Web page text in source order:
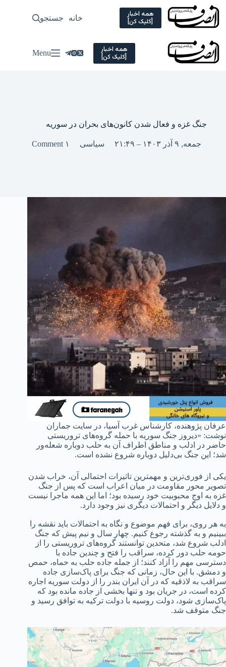
Skip
content
همه اخبار
[کلیک کن] خانه سیاسی
جستجو
همه اخبار
[کلیک کن] Menu
جنگ غزه و فعال شدن کانون‌های بحران در سوریه
جمعه, ۹ آذر ۱۴۰۳ – ۲۱:۴۹ سیاسی ۱ Comment
عرفان پژوهنده، کارشناس غرب آسیا، در سایت جماران
نوشت: «دیروز جنگ سوریه با حمله گروه‌های تروریستی
حاضر در ادلب و مناطق اطراف آن به حلب دوباره شعله‌ور
شد؛ این جنگ بی‌دلیل دوباره شروع نشده است.
یکی از فوری‌ترین و مهمترین تاثیرات احتمالی آن، خراب شدن
تصویر محور مقاومت در میان اعراب است که پس از جنگ
غزه به اوج محبوبیت خود رسیده بود؛ اما این همه ماجرا نیست
و دلایل دیگر و احتمالات دیگری نیز وجود دارد.
به هر روی، برای فهم موضوع و نگاه به احتمالات باید نقشه را
ببینیم و به گذشته رجوع کنیم. چهار سال و نیم پیش که جنگ
ادلب شروع شد، متحدین توانستند گروه‌های تروریستی را از
حومه حلب دور کرده، سراقب را فتح و چندین جاده با
دسترسی مهم را آزاد کنند؛ از جمله جاده حلب به حماه، حمص
و دمشق. با این حال، زمانی که جنگ برای پاک‌سازی جاده
سراقب به لاذقیه که در آن ایران بندر را از دولت سوریه اجاره
کرده است، در جریان بود و تنها بخشی از جاده مانده بود که
پاک‌سازی شود، دولت روسیه با دولت ترکیه به توافق رسید و
جنگ متوقف شد.